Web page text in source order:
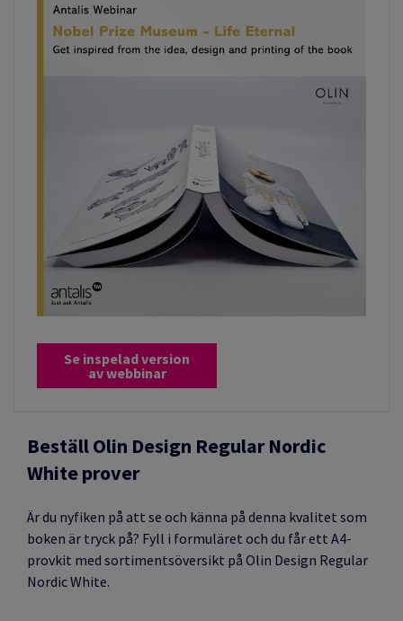
Se inspelad version
av webbinar
Beställ Olin Design Regular Nordic
White prover
Är du nyfiken på att se och känna på denna kvalitet som
boken är tryck på? Fyll i formuläret och du får ett A4-
provkit med sortimentsöversikt på Olin Design Regular
Nordic White.